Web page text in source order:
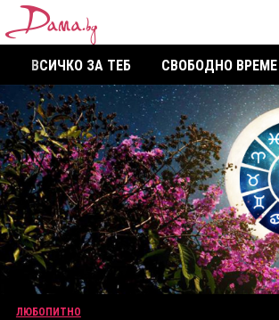
ВСИЧКО ЗА ТЕБ СВОБОДНО ВРЕМЕ
ЛЮБОПИТНО